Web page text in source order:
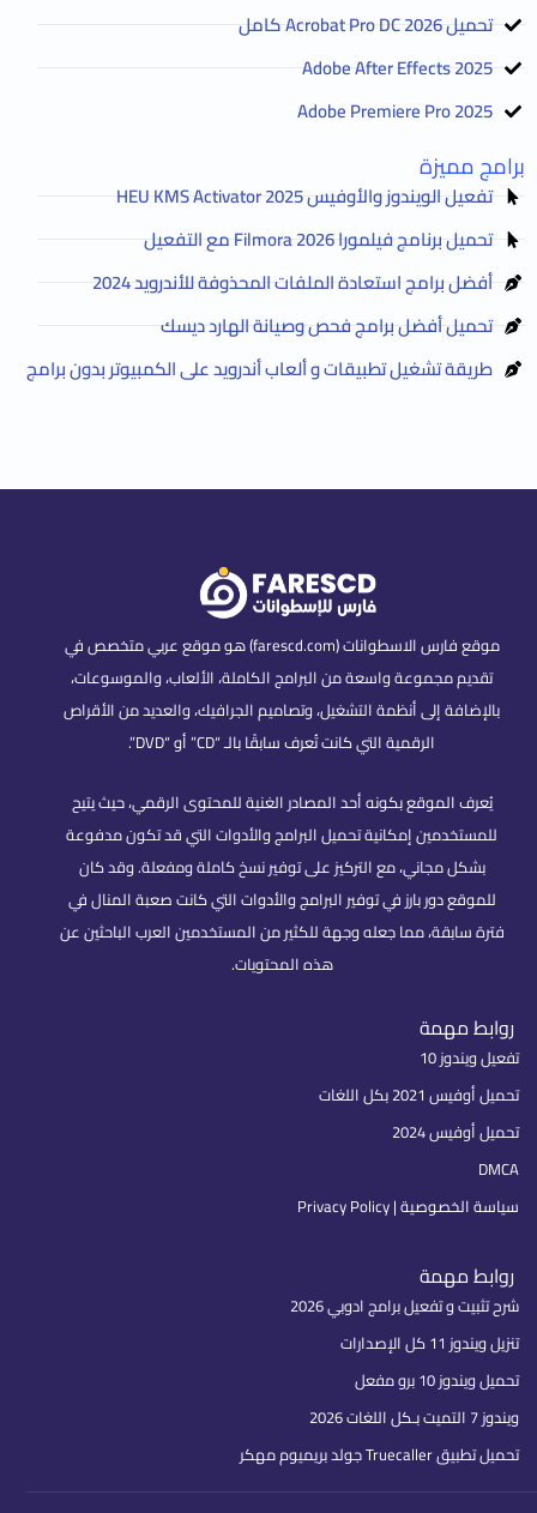
تحميل Acrobat Pro DC 2026 كامل
Adobe After Effects 2025
Adobe Premiere Pro 2025
برامج مميزة
تفعيل الويندوز والأوفيس HEU KMS Activator 2025
تحميل برنامج فيلمورا Filmora 2026 مع التفعيل
أفضل برامج استعادة الملفات المحذوفة للأندرويد 2024
تحميل أفضل برامج فحص وصيانة الهارد ديسك
طريقة تشغيل تطبيقات و ألعاب أندرويد على الكمبيوتر بدون برامج
موقع فارس الاسطوانات (farescd.com) هو موقع عربي متخصص في
تقديم مجموعة واسعة من البرامج الكاملة، الألعاب، والموسوعات،
بالإضافة إلى أنظمة التشغيل، وتصاميم الجرافيك، والعديد من الأقراص
الرقمية التي كانت تُعرف سابقًا بالـ “CD” أو “DVD”.
يُعرف الموقع بكونه أحد المصادر الغنية للمحتوى الرقمي، حيث يتيح
للمستخدمين إمكانية تحميل البرامج والأدوات التي قد تكون مدفوعة
بشكل مجاني، مع التركيز على توفير نسخ كاملة ومفعلة. وقد كان
للموقع دور بارز في توفير البرامج والأدوات التي كانت صعبة المنال في
فترة سابقة، مما جعله وجهة للكثير من المستخدمين العرب الباحثين عن
هذه المحتويات.
روابط مهمة
تفعيل ويندوز 10
تحميل أوفيس 2021 بكل اللغات
تحميل أوفيس 2024
DMCA
سياسة الخصوصية | Privacy Policy
روابط مهمة
شرح تثبيت و تفعيل برامج ادوبي 2026
تنزيل ويندوز 11 كل الإصدارات
تحميل ويندوز 10 برو مفعل
ويندوز 7 التميت بـكل اللغات 2026
تحميل تطبيق Truecaller جولد بريميوم مهكر